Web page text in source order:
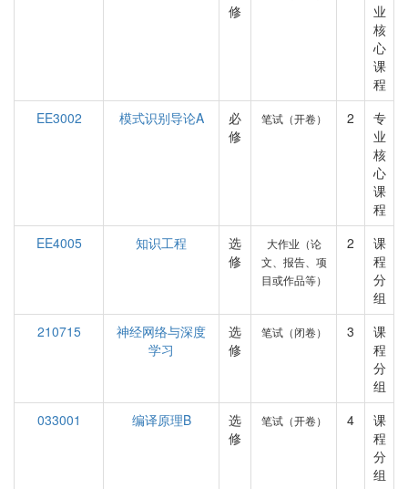
修
业
核
心
课
程
EE3002
模式识别导论A
必
修
笔试（开卷） 2
专
业
核
心
课
程
EE4005
知识工程
选
修
大作业（论
文、报告、项
目或作品等）
2
课
程
分
组
210715
神经网络与深度
学习
选
修
笔试（闭卷） 3
课
程
分
组
033001
编译原理B
选
修
笔试（开卷） 4
课
程
分
组